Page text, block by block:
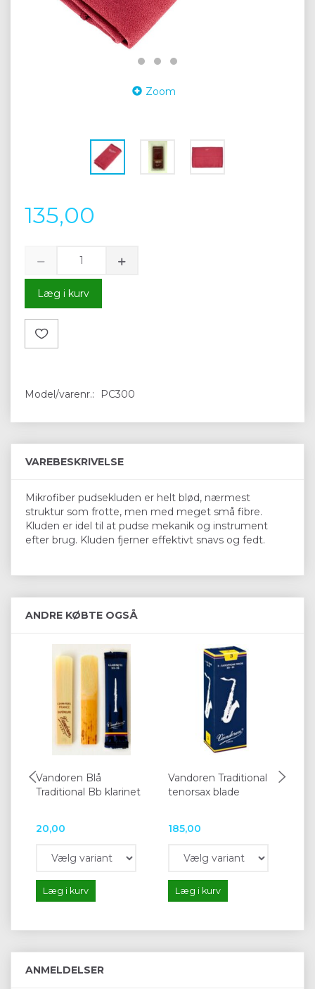
Zoom
135,00
Læg i kurv
Model/varenr.: PC300
VAREBESKRIVELSE
Mikrofiber pudsekluden er helt blød, nærmest
struktur som frotte, men med meget små fibre.
Kluden er idel til at pudse mekanik og instrument
efter brug. Kluden fjerner effektivt snavs og fedt.
ANDRE KØBTE OGSÅ
Vandoren Blå
Traditional Bb klarinet
20,00
Læg i kurv
Vandoren Traditional
tenorsax blade
185,00
Læg i kurv
ANMELDELSER